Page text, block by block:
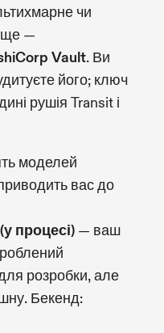
чи
—
Vault. Ви
його; ключ
рушія Transit і
моделей
вас до
процесі) — ваш
розробки, але
Бекенд: